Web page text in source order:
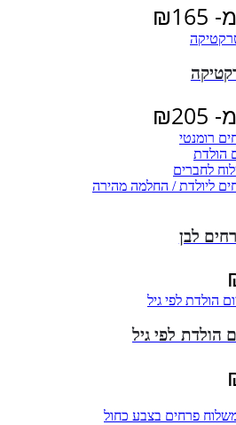
₪165
₪205
רומנטי
הולדת
לחברים
ליולדת / החלמה מהירה
לבן
הולדת לפי גיל